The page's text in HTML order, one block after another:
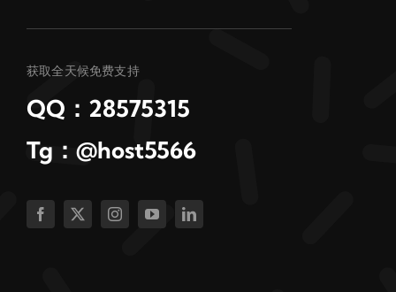
获取全天候免费支持
QQ：28575315
Tg：@host5566